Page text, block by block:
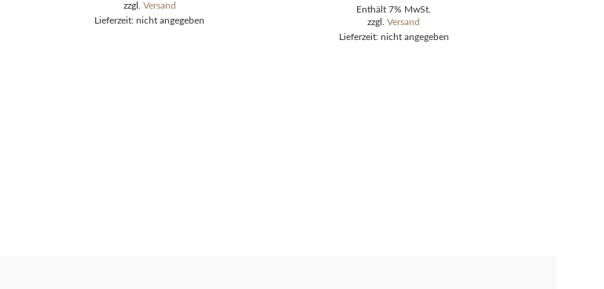
zzgl. Versand
Lieferzeit: nicht angegeben
Enthält 7% MwSt.
zzgl.Versand
Lieferzeit: nicht angegeben